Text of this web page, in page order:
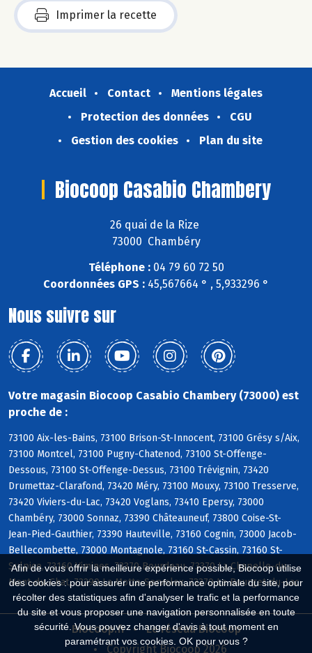
Afin de vous offrir la meilleure expérience possible, Biocoop utilise
des cookies : pour assurer une performance optimale du site, pour
récolter des statistiques afin d'analyser le trafic et la performance
du site et vous proposer une navigation personnalisée en toute
sécurité. Vous pouvez changer d'avis à tout moment en
paramétrant vos cookies. OK pour vous ?
Imprimer la recette
Accueil Contact
Mentions légales
Protection des données
CGU
Gestion des cookies
Plan du site
Biocoop Casabio Chambery
26 quai de la Rize
73000 Chambéry
Téléphone :04 79 60 72 50
Coordonnées GPS : 45,567664 ° , 5,933296 °
Nous suivre sur
Votre magasin Biocoop Casabio Chambery (73000) est
proche de :
73100 Aix-les-Bains, 73100 Brison-St-Innocent, 73100 Grésy s/Aix,
73100 Montcel, 73100 Pugny-Chatenod, 73100 St-Offenge-
Dessous, 73100 St-Offenge-Dessus, 73100 Trévignin, 73420
Drumettaz-Clarafond, 73420 Méry, 73100 Mouxy, 73100 Tresserve,
73420 Viviers-du-Lac, 73420 Voglans, 73410 Epersy, 73000
Chambéry, 73000 Sonnaz, 73390 Châteauneuf, 73800 Coise-St-
Jean-Pied-Gauthier, 73390 Hauteville, 73160 Cognin, 73000 Jacob-
Bellecombette, 73000 Montagnole, 73160 St-Cassin, 73160 St-
Sulpice, 73160 Vimines, 73370 Bourdeau, 73370 La Chapelle-du-
Mont-du-Chat, 73290 La Motte-Servolex, 73370 Le Bourget-du-Lac
Biocoop.fr
Le réseau Biocoop
Copyright Biocoop 2026